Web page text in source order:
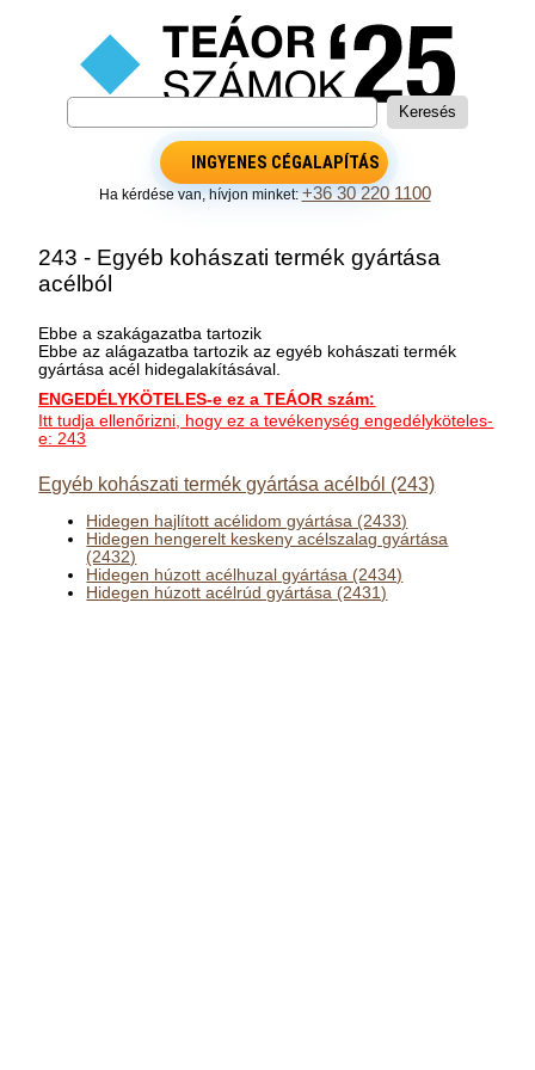
INGYENES CÉGALAPÍTÁS
Ha kérdése van, hívjon minket:+36 30 220 1100
243 - Egyéb kohászati termék gyártása
acélból
Ebbe a szakágazatba tartozik
Ebbe az alágazatba tartozik az egyéb kohászati termék
gyártása acél hidegalakításával.
ENGEDÉLYKÖTELES-e ez a TEÁOR szám:
Itt tudja ellenőrizni, hogy ez a tevékenység engedélyköteles-
e: 243
Egyéb kohászati termék gyártása acélból (243)
Hidegen hajlított acélidom gyártása (2433)
Hidegen hengerelt keskeny acélszalag gyártása
(2432)
Hidegen húzott acélhuzal gyártása (2434)
Hidegen húzott acélrúd gyártása (2431)